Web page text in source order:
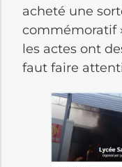
acheté une
commémoratif
les actes ont
faut faire